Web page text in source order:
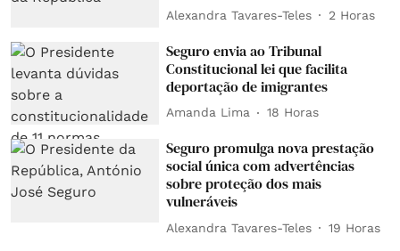
Alexandra Tavares-Teles 2 Horas
Seguro envia ao Tribunal
Constitucional lei que facilita
deportação de imigrantes
Amanda Lima 18 Horas
Seguro promulga nova prestação
social única com advertências
sobre proteção dos mais
vulneráveis
Alexandra Tavares-Teles 19 Horas